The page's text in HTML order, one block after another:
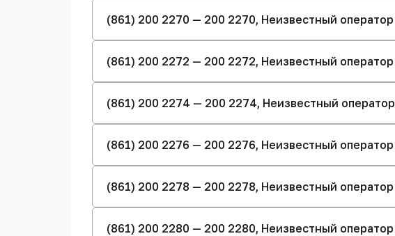
(861) 200 2270 — 200 2270, Неизвестный оператор
(861) 200 2272 — 200 2272, Неизвестный оператор
(861) 200 2274 — 200 2274, Неизвестный оператор
(861) 200 2276 — 200 2276, Неизвестный оператор
(861) 200 2278 — 200 2278, Неизвестный оператор
(861) 200 2280 — 200 2280, Неизвестный оператор